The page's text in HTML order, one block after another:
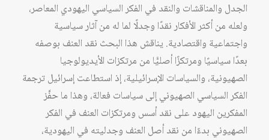
الجدل والمناقشات والنقد في الفكر السياسي اليهودي المعاصر،
ولعله من أكثر الأفكار نقدًا وجدلًا لما له من آثار سياسية
واجتماعية واقتصادية. يناقش هذا البحث نقد العنف بوصفه
بعدًا سياسيًا ومرتكزًا أصليًّا من مرتكزات الأيديولوجيا
الصهيونية، والسياسات الإسرائيلية، إذ استطاعت إسرائيل ترجمة
الفكر السياسي الصهيوني إلى سياسات فعالة، وهذا ما حفَّز
المفكرين اليهود على نقد أسس ومرتكزات العنف في الفكر
الصهيوني بدءًا من نقد أصل العنف وجدليته في اليهودية،